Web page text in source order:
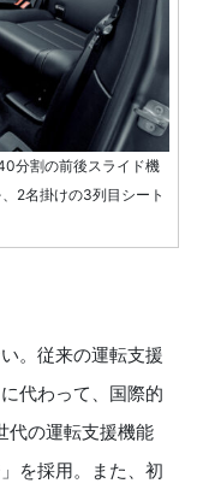
分割の前後スライド機
2名掛けの3列目シート
。従来の運転支援
代わって、国際的
代の運転支援機能
を採用。また、初